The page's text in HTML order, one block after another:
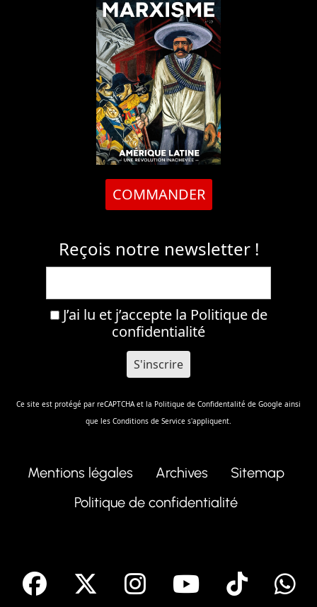
COMMANDER
Reçois notre newsletter !
J’ai lu et j’accepte la Politique de
confidentialité
Ce site est protégé par reCAPTCHA et la Politique de Confidentalité de Google ainsi
que les Conditions de Service s'appliquent.
Mentions légales Archives
Sitemap
Politique de confidentialité
facebook Instagram
Youtube
Tik